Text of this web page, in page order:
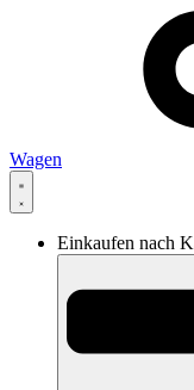
Wagen
Einkaufen nach